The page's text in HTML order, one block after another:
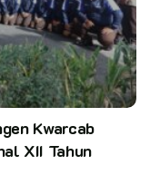
Kwarcab
XII Tahun